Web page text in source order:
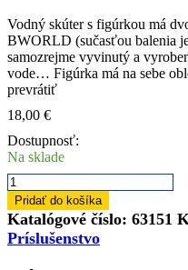
Vodný skúter s figúrkou má
BWORLD (sučasťou balenia
samozrejme vyvinutý a
vode… Figúrka má na sebe
prevrátiť
18,00 €
Dostupnosť:
Na sklade
množstvo
BRUDER
63151
Vodný
skúter
Pridať do košíka
Katalógové číslo: 63151
Príslušenstvo